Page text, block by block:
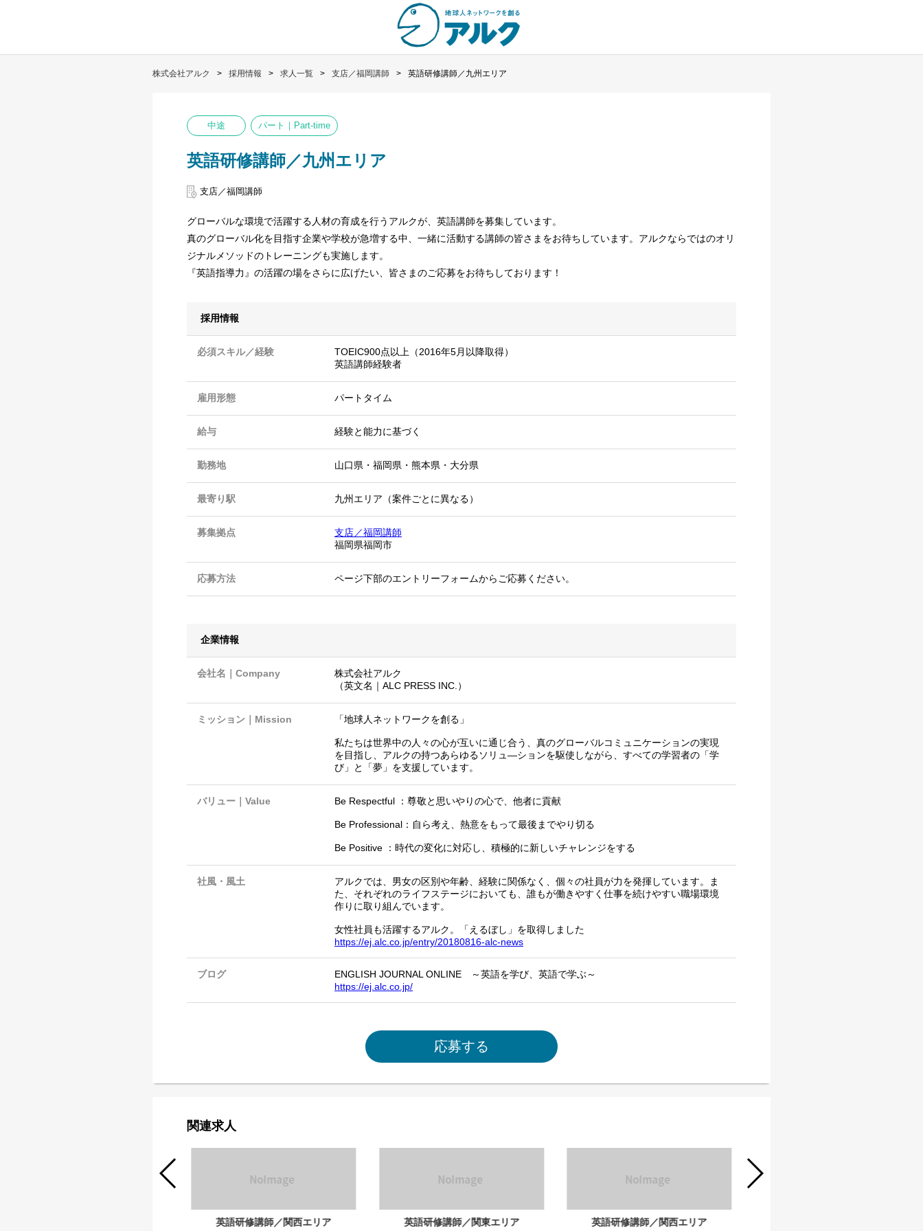
株式会社アルク 採用情報 求人一覧 支店／福岡講師 英語研修講師／九州エリア
中途 パート｜Part-time
英語研修講師／九州エリア
支店／福岡講師
グローバルな環境で活躍する人材の育成を行うアルクが、英語講師を募集しています。
真のグローバル化を目指す企業や学校が急増する中、一緒に活動する講師の皆さまをお待ちしています。アルクならではのオリ
ジナルメソッドのトレーニングも実施します。
『英語指導力』の活躍の場をさらに広げたい、皆さまのご応募をお待ちしております！
採用情報
必須スキル／経験
TOEIC900点以上（2016年5月以降取得）
英語講師経験者
雇用形態 パートタイム
給与 経験と能力に基づく
勤務地 山口県 ・ 福岡県 ・ 熊本県 ・ 大分県
最寄り駅 九州エリア（案件ごとに異なる）
募集拠点
支店／福岡講師
福岡県福岡市
応募方法 ページ下部のエントリーフォームからご応募ください。
企業情報
会社名｜Company
株式会社アルク
（英文名｜ALC PRESS INC.）
ミッション｜Mission 「地球人ネットワークを創る」
私たちは世界中の人々の心が互いに通じ合う、真のグローバルコミュニケーションの実現
を目指し、アルクの持つあらゆるソリュ―ションを駆使しながら、すべての学習者の「学
び」と「夢」を支援しています。
バリュー｜Value Be Respectful ：尊敬と思いやりの心で、他者に貢献
Be Professional：自ら考え、熱意をもって最後までやり切る
Be Positive ：時代の変化に対応し、積極的に新しいチャレンジをする
社風・風土
アルクでは、男女の区別や年齢、経験に関係なく、個々の社員が力を発揮しています。ま
た、それぞれのライフステージにおいても、誰もが働きやすく仕事を続けやすい職場環境
作りに取り組んでいます。
女性社員も活躍するアルク。「えるぼし」を取得しました
https://ej.alc.co.jp/entry/20180816-alc-news
ブログ
ENGLISH JOURNAL ONLINE ～英語を学び、英語で学ぶ～
https://ej.alc.co.jp/
応募する
関連求人
英語研修講師／関西エリア 英語研修講師／関東エリア 英語研修講師／関西エリア